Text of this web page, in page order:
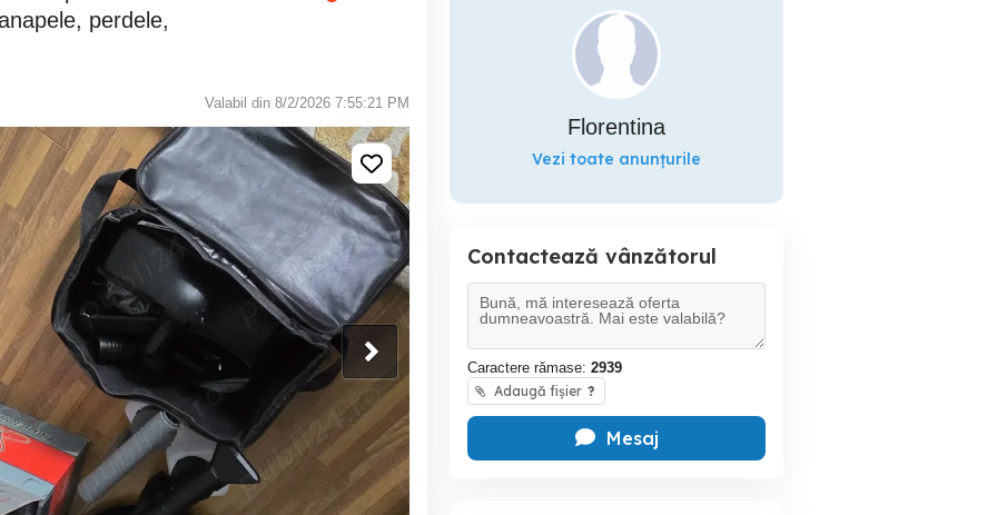
perdele,
Valabil din 8/2/2026 7:55:21 PM
Florentina
Vezi toate anunțurile
Contactează vânzătorul
Caractere rămase: 2939
Adaugă fișier ?
Mesaj